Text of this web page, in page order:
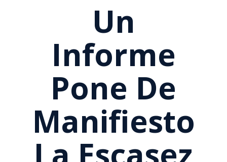
Un
Informe
Pone De
Manifiesto